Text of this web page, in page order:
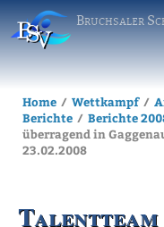
Bruchsaler
Home Wettkampf
Berichte
Berichte
überragend in
23.02.2008